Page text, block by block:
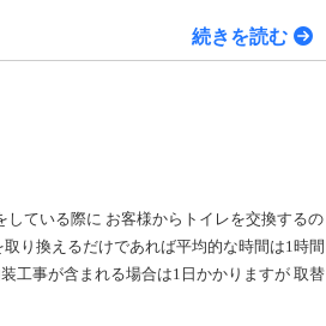
続きを読む
ている際に お客様からトイレを交換するの
り換えるだけであれば平均的な時間は1時間
工事が含まれる場合は1日かかりますが 取替